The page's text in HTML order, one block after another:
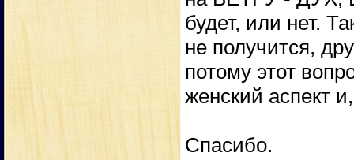
будет, или нет.
не получится,
потому этот
женский аспект
Спасибо.